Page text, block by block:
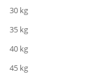
30 kg
35 kg
40 kg
45 kg